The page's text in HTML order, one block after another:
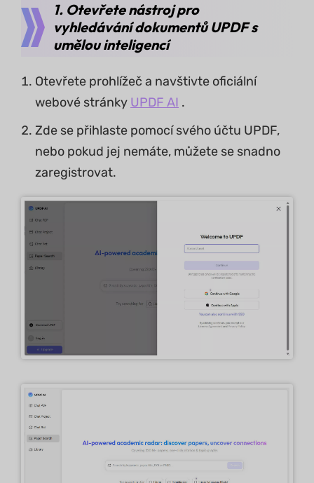
1. Otevřete nástroj pro
vyhledávání dokumentů UPDF s
umělou inteligencí
Otevřete prohlížeč a navštivte oficiální
webové stránky UPDF AI .
Zde se přihlaste pomocí svého účtu UPDF,
nebo pokud jej nemáte, můžete se snadno
zaregistrovat.